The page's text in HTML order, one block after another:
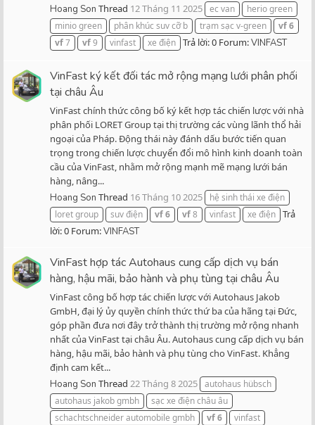
Hoang Son Thread 12 Tháng 11 2025 ec van
herio green
minio green
phân khúc suv cỡ b trạm sạc v-green vf6
vf7 vf9 vinfast xe điện Trả lời: 0 Forum:VINFAST
VinFast ký kết đối tác mở rộng mạng lưới phân phối
tại châu Âu
VinFast chính thức công bố ký kết hợp tác chiến lược với nhà
phân phối LORET Group tại thị trường các vùng lãnh thổ hải
ngoại của Pháp. Động thái này đánh dấu bước tiến quan
trọng trong chiến lược chuyển đổi mô hình kinh doanh toàn
cầu của VinFast, nhằm mở rộng mạnh mẽ mạng lưới bán
hàng, nâng...
Hoang Son Thread 16 Tháng 10 2025
hệ sinh thái xe điện
loret group
suv điện vf6 vf8 vinfast xe điện Trả
lời: 0 Forum:VINFAST
VinFast hợp tác Autohaus cung cấp dịch vụ bán
hàng, hậu mãi, bảo hành và phụ tùng tại châu Âu
VinFast công bố hợp tác chiến lược với Autohaus Jakob
GmbH, đại lý ủy quyền chính thức thứ ba của hãng tại Đức,
góp phần đưa nơi đây trở thành thị trường mở rộng nhanh
nhất của VinFast tại châu Âu. Autohaus cung cấp dịch vụ bán
hàng, hậu mãi, bảo hành và phụ tùng cho VinFast. Khẳng
định cam kết...
Hoang Son Thread 22 Tháng 8 2025 autohaus hübsch
autohaus jakob gmbh
sạc xe điện châu âu
schachtschneider automobile gmbh
vf6
vinfast